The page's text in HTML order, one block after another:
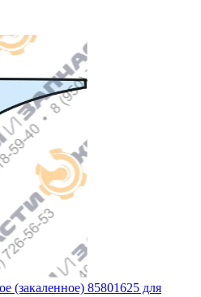
(закаленное) 85801625 для